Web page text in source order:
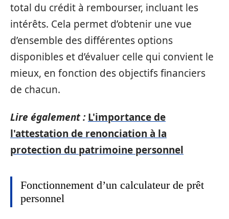
total du crédit à rembourser, incluant les
intérêts. Cela permet d’obtenir une vue
d’ensemble des différentes options
disponibles et d’évaluer celle qui convient le
mieux, en fonction des objectifs financiers
de chacun.
Lire également : L'importance de
l'attestation de renonciation à la
protection du patrimoine personnel
Fonctionnement d’un calculateur de prêt
personnel